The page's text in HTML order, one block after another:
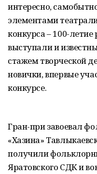
интересно,
элементами
конкурса – 100-
выступали и
стажем творческой
новички, впервые
конкурсе.
Гран-при завоевал
«Хазина»
получили
Яратовского СДК и